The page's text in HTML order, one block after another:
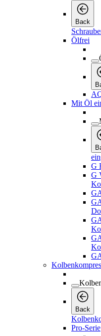
Back
Ölfrei
Mit Öl
G
G
Back
Pro-Serie